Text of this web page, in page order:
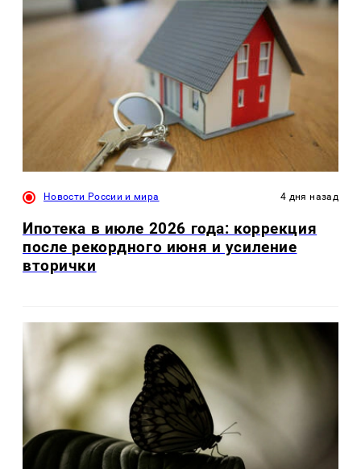
Новости России и мира 4 дня назад
Ипотека в июле 2026 года: коррекция
после рекордного июня и усиление
вторички